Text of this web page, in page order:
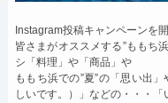
Instagram投稿キャンペーンを
皆さまがオススメする”ももち
シ「料理」や「商品」や
ももち浜での”夏”の「思い出
しいです。）」などの・・・「